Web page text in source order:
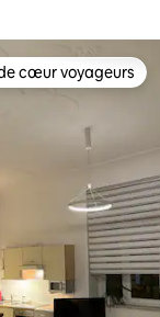
base de 176
cœur voyageurs les
cœur voyageurs